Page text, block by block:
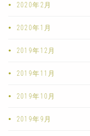
2020年2月
2020年1月
2019年12月
2019年11月
2019年10月
2019年9月